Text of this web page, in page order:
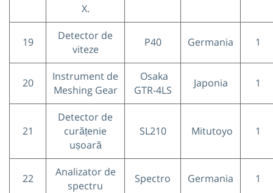
X.
19
Detector de
viteze
P40 Germania 1
20
Instrument de
Meshing Gear
Osaka
GTR-4LS
Japonia 1
21
Detector de
curățenie
ușoară
SL210 Mitutoyo 1
22
Analizator de
spectru
Spectro Germania 1